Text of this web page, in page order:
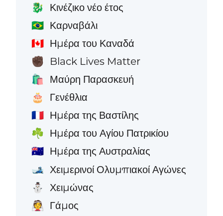
🐉 Κινέζικο νέο έτος
🇧🇷 Καρναβάλι
🇨🇦 Ημέρα του Καναδά
✊🏿 Black Lives Matter
🛍️ Μαύρη Παρασκευή
🎂 Γενέθλια
🇫🇷 Ημέρα της Βαστίλης
☘️ Ημέρα του Αγίου Πατρικίου
🇦🇺 Ημέρα της Αυστραλίας
🎿 Χειμερινοί Ολυμπιακοί Αγώνες
⛄ Χειμώνας
👰 Γάμος